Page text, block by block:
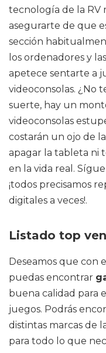
tecnología de la RV
asegurarte de que
sección
los ordenadores y
apetece sentarte a
videoconsolas. ¿No
suerte, hay un
videoconsolas
costarán un ojo de
apagar la tableta ni
en la vida real.
¡todos precisamos
digitales a veces!.
Listado top
Deseamos que con
puedas encontrar
buena calidad para
juegos. Podrás
distintas marcas de
para todo lo que